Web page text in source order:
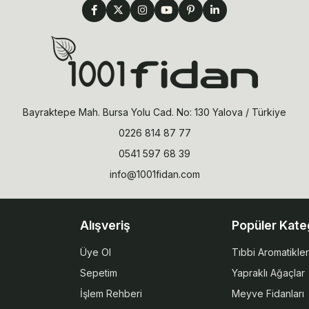
Bayraktepe Mah. Bursa Yolu Cad. No: 130 Yalova / Türkiye
0226 814 87 77
0541 597 68 39
info@1001fidan.com
Alışveriş
Üye Ol
Sepetim
İşlem Rehberi
Popüler
Tıbbi Aromatikler
Yapraklı Ağaçlar
Meyve Fidanları